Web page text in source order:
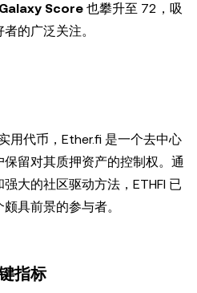
Galaxy Score 也攀升至 72，吸
的广泛关注。
用代币，Ether.fi 是一个去中心
留对其质押资产的控制权。通
大的社区驱动方法，ETHFI 已
具前景的参与者。
指标